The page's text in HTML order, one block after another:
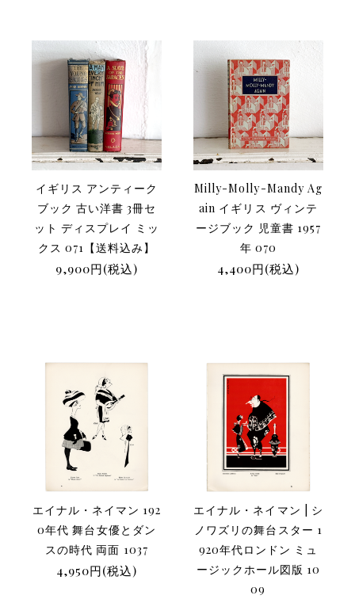
イギリス アンティーク
ブック 古い洋書 3冊セ
ット ディスプレイ ミッ
クス 071【送料込み】
9,900円(税込)
Milly-Molly-Mandy Ag
ain イギリス ヴィンテ
ージブック 児童書 1957
年 070
4,400円(税込)
エイナル・ネイマン 192
0年代 舞台女優とダン
スの時代 両面 1037
4,950円(税込)
エイナル・ネイマン | シ
ノワズリの舞台スター 1
920年代ロンドン ミュ
ージックホール図版 10
09